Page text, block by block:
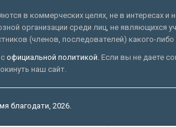
в коммерческих целях, не в интересах и
организации среди лиц, не являющихся
(членов, последователей) какого-
официальной политикой.Если вы не даете
наш сайт.
благодати, 2026.